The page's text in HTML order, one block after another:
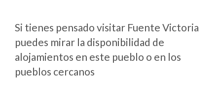
Si tienes pensado visitar Fuente Victoria
puedes mirar la disponibilidad de
alojamientos en este pueblo o en los
pueblos cercanos